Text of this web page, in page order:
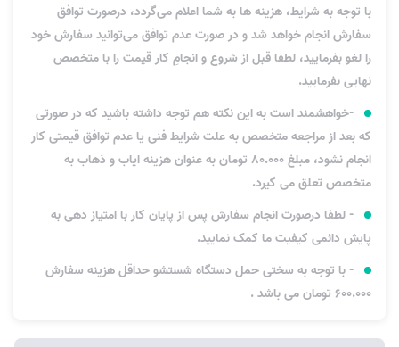
با توجه به شرایط، هزینه ها به شما اعلام می‌گردد، درصورت توافق
سفارش انجام خواهد شد و در صورت عدم توافق می‌توانید سفارش خود
را لغو بفرمایید، لطفا قبل از شروع و انجامِ کار قیمت را با متخصص
نهایی بفرمایید.
-خواهشمند است به این نکته هم توجه داشته باشید که در صورتی
که بعد از مراجعه متخصص به علت شرایط فنی یا عدم توافق قیمتی کار
انجام نشود، مبلغ 80.000 تومان به عنوان هزینه ایاب و ذهاب به
متخصص تعلق می گیرد.
- لطفا درصورت انجام سفارش پس از پایان کار با امتیاز دهی به
پایش دائمی کیفیت ما کمک نمایید.
- با توجه به سختی حمل دستگاه شستشو حداقل هزینه سفارش
600.000 تومان می باشد .